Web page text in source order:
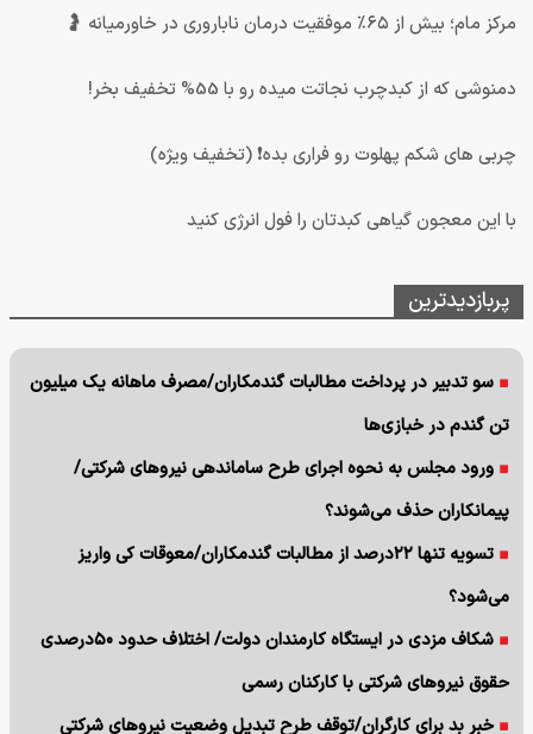
مرکز مام؛ بیش از ۶۵٪ موفقیت درمان ناباروری در خاورمیانه 🤰
دمنوشی که از کبدچرب نجاتت میده رو با 55% تخفیف بخر!
چربی های شکم پهلوت رو فراری بده❗ (تخفیف ویژه)
با این معجون گیاهی کبدتان را فول انرژی کنید
پربازدیدترین
سو تدبیر در پرداخت مطالبات گندمکاران/مصرف ماهانه یک میلیون
تن گندم در خبازی‌ها
ورود مجلس به نحوه اجرای طرح ساماندهی نیروهای شرکتی/
پیمانکاران حذف می‌شوند؟
تسویه تنها ۲۲درصد از مطالبات گندمکاران/معوقات کی واریز
می‌شود؟
شکاف مزدی در ایستگاه کارمندان دولت/ اختلاف حدود ۵۰درصدی
حقوق نیروهای شرکتی با کارکنان رسمی
خبر بد برای کارگران/توقف طرح تبدیل وضعیت نیروهای شرکتی